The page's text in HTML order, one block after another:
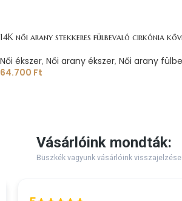
14K női arany stekkeres fülbevaló cirkónia
Női ékszer, Női arany ékszer, Női arany
64.700 Ft